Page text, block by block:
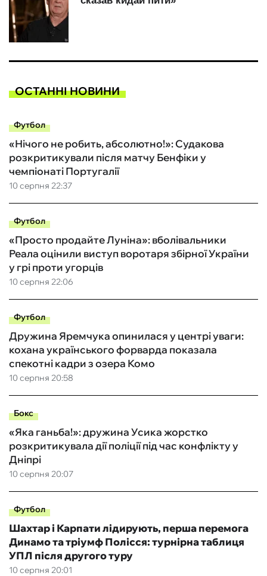
ОСТАННІ НОВИНИ
Футбол
10 серпня 22:37
«Нічого не робить, абсолютно!»: Судакова
розкритикували після матчу Бенфіки у
чемпіонаті Португалії
Футбол
10 серпня 22:06
«Просто продайте Луніна»: вболівальники
Реала оцінили виступ воротаря збірної України
у грі проти угорців
Футбол
10 серпня 20:58
Дружина Яремчука опинилася у центрі уваги:
кохана українського форварда показала
спекотні кадри з озера Комо
Бокс
10 серпня 20:07
«Яка ганьба!»: дружина Усика жорстко
розкритикувала дії поліції під час конфлікту у
Дніпрі
Футбол
10 серпня 20:01
Шахтар і Карпати лідирують, перша перемога
Динамо та тріумф Полісся: турнірна таблиця
УПЛ після другого туру